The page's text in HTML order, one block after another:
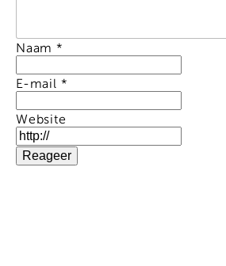
Naam *
E-mail *
Website